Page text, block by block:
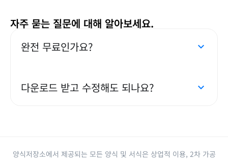
자주 묻는 질문에 대해 알아보세요.
완전 무료인가요?
다운로드 받고 수정해도 되나요?
양식저장소에서 제공되는 모든 양식 및 서식은 상업적 이용, 2차 가공